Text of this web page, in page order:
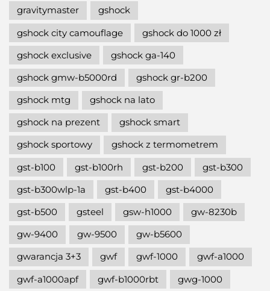
gravitymaster
gshock
gshock city camouflage
gshock do 1000 zł
gshock exclusive
gshock ga-140
gshock gmw-b5000rd
gshock gr-b200
gshock mtg
gshock na lato
gshock na prezent
gshock smart
gshock sportowy
gshock z termometrem
gst-b100
gst-b100rh gst-b200
gst-b300
gst-b300wlp-1a
gst-b400
gst-b4000
gst-b500
gsteel gsw-h1000
gw-8230b
gw-9400
gw-9500
gw-b5600
gwarancja 3+3
gwf gwf-1000
gwf-a1000
gwf-a1000apf
gwf-b1000rbt
gwg-1000